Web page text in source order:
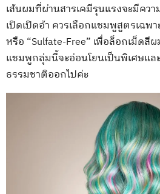
เส้นผมที่ผ่านสารเคมีรุนแรงจะมีควา
เปิดเปิดอ้า ควรเลือกแชมพูสูตรเฉพา
หรือ “Sulfate-Free” เพื่อล็อกเม็ดสี
แชมพูกลุ่มนี้จะอ่อนโยนเป็นพิเศษแล
ธรรมชาติออกไปค่ะ